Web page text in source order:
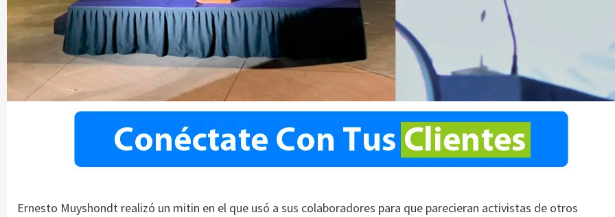
Ernesto Muyshondt realizó un mitin en el que usó a sus colaboradores para que parecieran activistas de otros